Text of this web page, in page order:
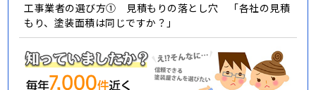
工事業者の選び方① 見積もりの落とし穴 「各社の見積
もり、塗装面積は同じですか？」